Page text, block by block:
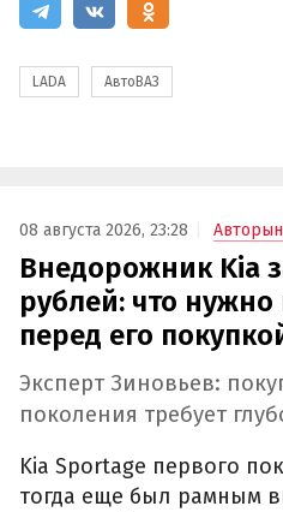
LADA АвтоВАЗ
08 августа 2026, 23:28
Внедорожник Kia
рублей: что
перед его
Эксперт Зиновьев:
поколения требует
Kia Sportage первого
тогда еще был рамным